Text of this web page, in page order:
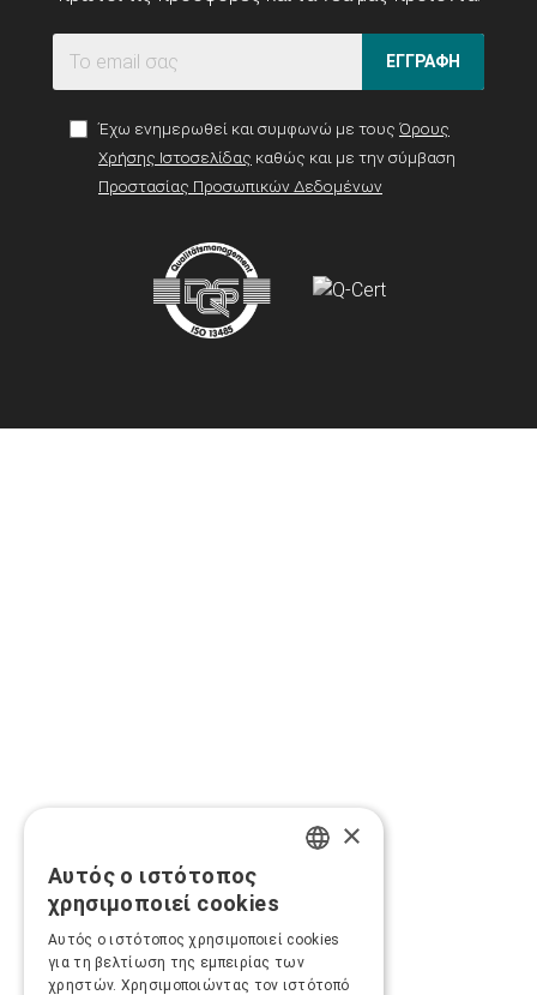
ΕΓΓΡΑΦΗ
Έχω ενημερωθεί και συμφωνώ με τους Όρους
Χρήσης Ιστοσελίδας καθώς και με την σύμβαση
Προστασίας Προσωπικών Δεδομένων
×
Αυτός ο ιστότοπος
χρησιμοποιεί cookies
Αυτός ο ιστότοπος χρησιμοποιεί cookies
για τη βελτίωση της εμπειρίας των
χρηστών. Χρησιμοποιώντας τον ιστότοπό